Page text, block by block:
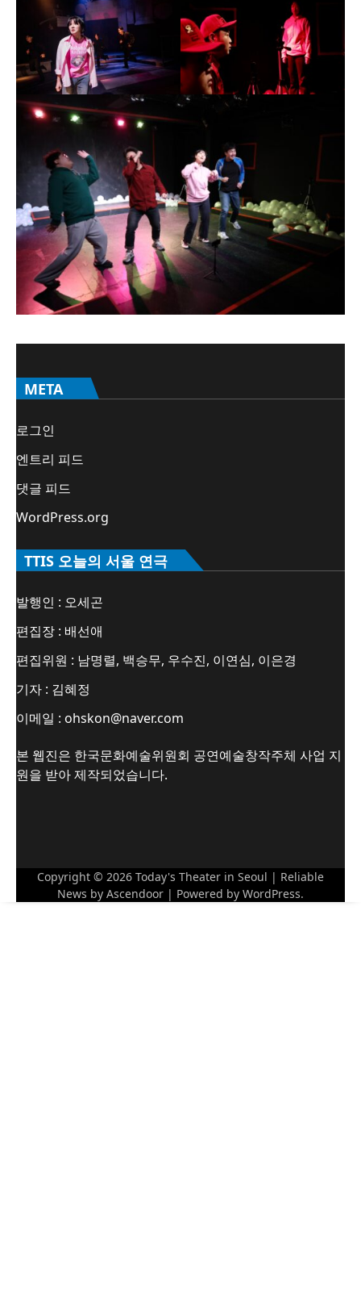
META
로그인
엔트리 피드
댓글 피드
WordPress.org
TTIS 오늘의 서울 연극
발행인 : 오세곤
편집장 : 배선애
편집위원 : 남명렬, 백승무, 우수진, 이연심, 이은경
기자 : 김혜정
이메일 : ohskon@naver.com
본 웹진은 한국문화예술위원회 공연예술창작주체 사업 지
원을 받아 제작되었습니다.
Copyright © 2026 Today's Theater in Seoul | Reliable
News by Ascendoor | Powered by WordPress.